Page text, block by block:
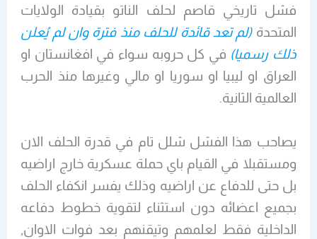
فشل تاريخي قاصم لحلف الناتو بقيادة الولايات
المتحدة(لم تعد قائدة للحلف منذ فترة وان لم يُعلن
ذلك رسميا) في كل حروبه سواء في افغانستان او
العراق او ليبيا او سوريا او مالي وغيرها منذ الحرب
العالمية الثانية.
يصاحب هذا الفشل شلل تام في قدرة الحلف الان
ومستقبلا في القيام باي حملة عسكرية خارج اراضيه
بل حتى للدفاع عن اراضيه وذلك يفسر انكفاء الحلف
بجميع اعضائه دون استثناء لتقوية خطوط دفاعه
الداخلية فقط لعلمهم وتيقنهم بعد فوات الاوان,